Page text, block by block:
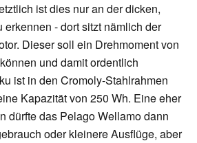
ist dies nur an der dicken,
erkennen - dort sitzt nämlich der
Dieser soll ein Drehmoment von
und damit ordentlich
ist in den Cromoly-Stahlrahmen
Kapazität von 250 Wh. Eine eher
dürfte das Pelago Wellamo dann
oder kleinere Ausflüge, aber